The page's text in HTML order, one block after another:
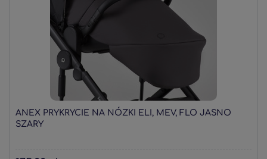
ANEX PRYKRYCIE NA NÓZKI ELI, MEV, FLO JASNO
SZARY